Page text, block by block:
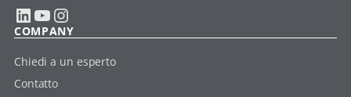
LinkedIn YouTube Instagram
COMPANY
Chiedi a un esperto
Contatto